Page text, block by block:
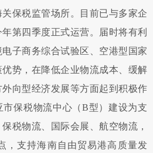
保税监管场所。目前已与多家企
第四季度正式运营。届时将有利
子商务综合试验区、空港型国家
势，在降低企业物流成本、缓解
向型经济发展等方面起到积极作
市保税物流中心（B型）建设为支
税物流、国际会展、航空物流，
，支持海南自由贸易港高质量发